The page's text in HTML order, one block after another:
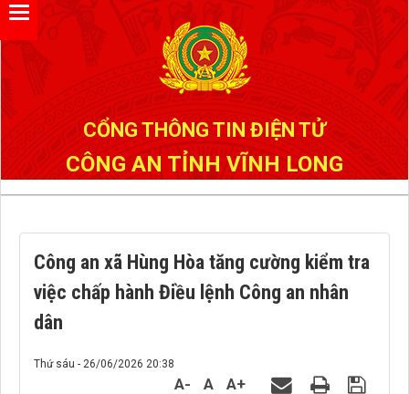
CỔNG THÔNG TIN ĐIỆN TỬ
CÔNG AN TỈNH VĨNH LONG
Công an xã Hùng Hòa tăng cường kiểm tra
việc chấp hành Điều lệnh Công an nhân
dân
Thứ sáu - 26/06/2026 20:38
A- A A+